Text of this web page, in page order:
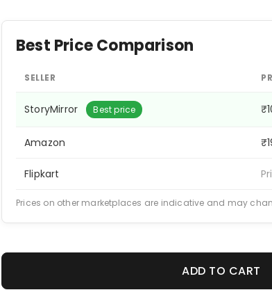
Best Price Comparison
SELLER
StoryMirror Best price
Amazon
Flipkart
Prices on other marketplaces are indicative and may
ADD TO CART